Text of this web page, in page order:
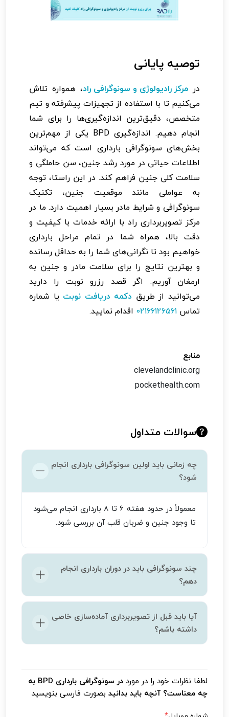
توصیه پایانی
در مرکز رادیولوژی و سونوگرافی راد، همواره تلاش
می‌کنیم تا با استفاده از تجهیزات پیشرفته و تیم
متخصص، دقیق‌ترین اندازه‌گیری‌ها را برای شما
انجام دهیم. اندازه‌گیری BPD یکی از مهم‌ترین
بخش‌های سونوگرافی بارداری است که می‌تواند
اطلاعات حیاتی در مورد رشد جنین، سن حاملگی و
سلامت کلی جنین فراهم کند. در این راستا، توجه
به عواملی مانند موقعیت جنین، تکنیک
سونوگرافی و شرایط مادر بسیار اهمیت دارد. ما در
مرکز تصویربرداری راد با ارائه خدمات با کیفیت و
دقت بالا، همراه شما در تمام مراحل بارداری
خواهیم بود تا نگرانی‌های شما را به حداقل رسانده
و بهترین نتایج را برای سلامت مادر و جنین به
ارمغان آوریم. اگر قصد رزرو نوبت را دارید
می‌توانید از طریق دکمه دریافت نوبت یا شماره
تماس 02166126561 اقدام نمایید.
منابع
clevelandclinic.org
pockethealth.com
سوالات متداول
چه زمانی باید اولین سونوگرافی بارداری انجام
شود؟
معمولاً در حدود هفته 6 تا 8 بارداری انجام می‌شود
تا وجود جنین و ضربان قلب آن بررسی شود.
چند سونوگرافی باید در دوران بارداری انجام
دهم؟
تعداد تصویربرداری‌ها به وضعیت بارداری و توصیه
پزشک بستگی دارد. معمولاً دو یا سه بار در طول
آیا باید قبل از تصویربرداری آماده‌سازی خاصی
داشته باشم؟
داشته باشید تا وضوح تصاویر بیشتر شود.
لطفا نظرات خود را در مورد
در سونوگرافی بارداری BPD به
چه معناست؟ آنچه باید بدانید بصورت فارسی بنویسید